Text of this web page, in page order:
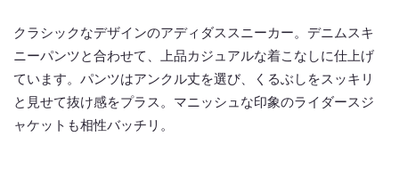
クラシックなデザインのアディダススニーカー。デニムスキ
ニーパンツと合わせて、上品カジュアルな着こなしに仕上げ
ています。パンツはアンクル丈を選び、くるぶしをスッキリ
と見せて抜け感をプラス。マニッシュな印象のライダースジ
ャケットも相性バッチリ。